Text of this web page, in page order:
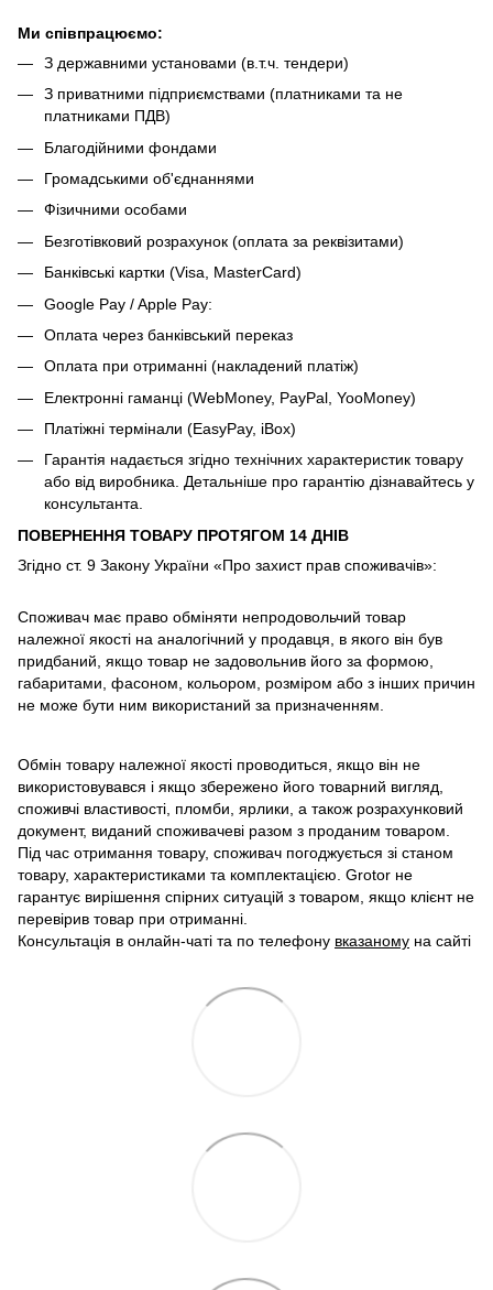
Ми співпрацюємо:
З державними установами (в.т.ч. тендери)
З приватними підприємствами (платниками та не
платниками ПДВ)
Благодійними фондами
Громадськими об'єднаннями
Фізичними особами
Безготівковий розрахунок (оплата за реквізитами)
Банківські картки (Visa, MasterCard)
Google Pay / Apple Pay:
Оплата через банківський переказ
Оплата при отриманні (накладений платіж)
Електронні гаманці (WebMoney, PayPal, YooMoney)
Платіжні термінали (EasyPay, iBox)
Гарантія надається згідно технічних характеристик товару
або від виробника. Детальніше про гарантію дізнавайтесь у
консультанта.
ПОВЕРНЕННЯ ТОВАРУ ПРОТЯГОМ 14 ДНІВ
Згідно ст. 9 Закону України «Про захист прав споживачів»:
Споживач має право обміняти непродовольчий товар
належної якості на аналогічний у продавця, в якого він був
придбаний, якщо товар не задовольнив його за формою,
габаритами, фасоном, кольором, розміром або з інших причин
не може бути ним використаний за призначенням.
Обмін товару належної якості проводиться, якщо він не
використовувався і якщо збережено його товарний вигляд,
споживчі властивості, пломби, ярлики, а також розрахунковий
документ, виданий споживачеві разом з проданим товаром.
Під час отримання товару, споживач погоджується зі станом
товару, характеристиками та комплектацією. Grotor не
гарантує вирішення спірних ситуацій з товаром, якщо клієнт не
перевірив товар при отриманні.
Консультація в онлайн-чаті та по телефону вказаному на сайті